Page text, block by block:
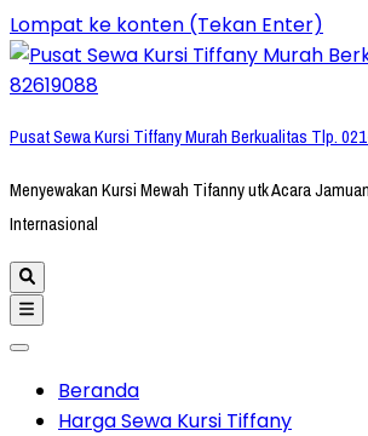
Lompat ke konten (Tekan Enter)
Pusat Sewa Kursi Tiffany Murah Berkualitas Tlp.
Menyewakan Kursi Mewah Tifanny utk Acara
Internasional
Beranda
Harga Sewa Kursi Tiffany